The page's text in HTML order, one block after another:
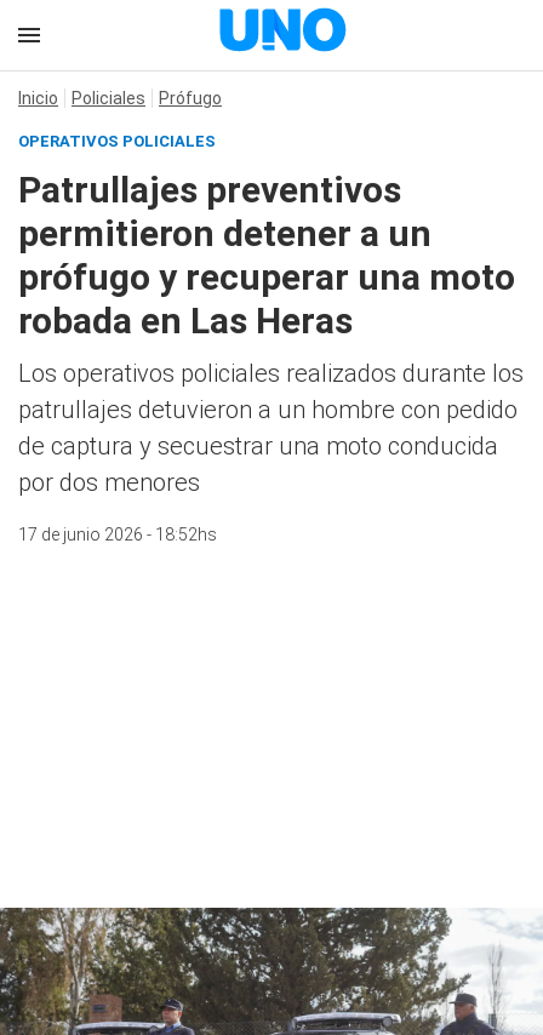
Inicio Policiales Prófugo
OPERATIVOS POLICIALES
Patrullajes preventivos
permitieron detener a un
prófugo y recuperar una moto
robada en Las Heras
Los operativos policiales realizados durante los
patrullajes detuvieron a un hombre con pedido
de captura y secuestrar una moto conducida
por dos menores
17 de junio 2026 - 18:52hs